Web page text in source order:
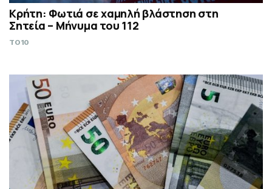
Κρήτη: Φωτιά σε χαμηλή βλάστηση στη
Σητεία – Μήνυμα του 112
TO10